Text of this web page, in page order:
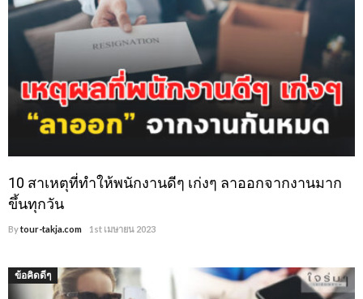
10 สาเหตุที่ทำให้พนักงานดีๆ เก่งๆ ลาออกจากงานมาก
ขึ้นทุกวัน
Bytour-takja.com 1st เมษายน 2023
ข้อคิดดีๆ